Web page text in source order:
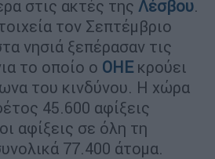
στις ακτές της Λέσβου.
τον Σεπτέμβριο
νησιά ξεπέρασαν τις
το οποίο ο ΟΗΕκρούει
του κινδύνου. Η χώρα
45.600 αφίξεις
αφίξεις σε όλη τη
77.400 άτομα.